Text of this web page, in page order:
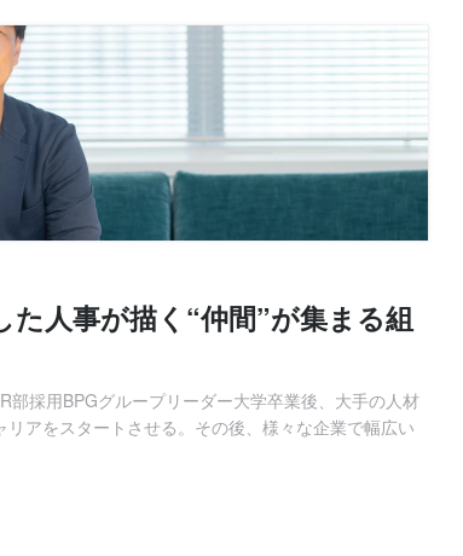
人事が描く“仲間”が集まる組
部採用BPGグループリーダー大学卒業後、大手の人材
アをスタートさせる。その後、様々な企業で幅広い